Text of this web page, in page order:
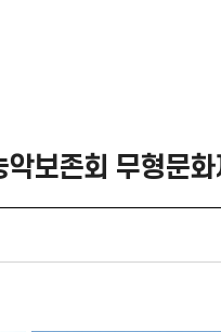
보존회 무형문